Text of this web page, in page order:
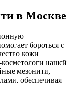
в Москве
бороться с
кожи
нашей
мезонити,
обеспечивая